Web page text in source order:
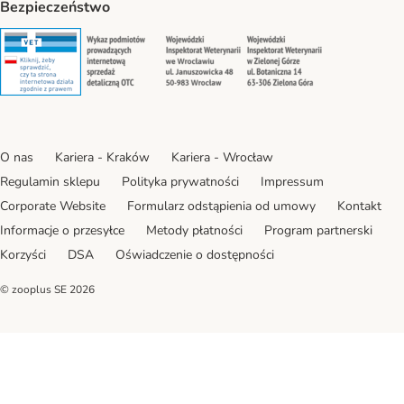
Bezpieczeństwo
Security Security Security
O nas Kariera - Kraków
Kariera - Wrocław
Regulamin sklepu
Polityka prywatności
Impressum
Corporate Website
Formularz odstąpienia od umowy
Kontakt
Informacje o przesyłce
Metody płatności
Program partnerski
Korzyści
DSA Oświadczenie o dostępności
© zooplus SE 2026